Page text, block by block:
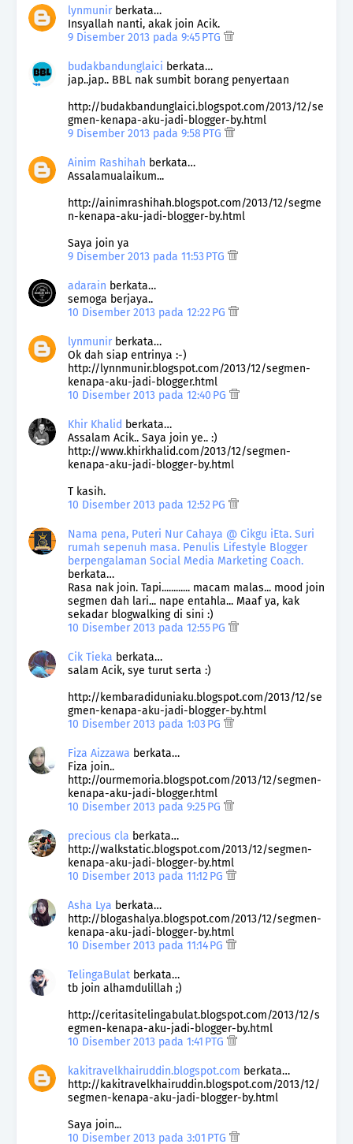
lynmunirberkata…
Insyallah nanti, akak join Acik.
9 Disember 2013 pada 9:45 PTG
budakbandunglaici berkata…
jap..jap.. BBL nak sumbit borang penyertaan
http://budakbandunglaici.blogspot.com/2013/12/se
gmen-kenapa-aku-jadi-blogger-by.html
9 Disember 2013 pada 9:58 PTG
Ainim Rashihah berkata…
Assalamualaikum...
http://ainimrashihah.blogspot.com/2013/12/segme
n-kenapa-aku-jadi-blogger-by.html
Saya join ya
9 Disember 2013 pada 11:53 PTG
adarain berkata…
semoga berjaya..
10 Disember 2013 pada 12:22 PG
lynmunirberkata…
Ok dah siap entrinya :-)
http://lynnmunir.blogspot.com/2013/12/segmen-
kenapa-aku-jadi-blogger.html
10 Disember 2013 pada 12:40 PG
Khir Khalid berkata…
Assalam Acik.. Saya join ye.. :)
http://www.khirkhalid.com/2013/12/segmen-
kenapa-aku-jadi-blogger-by.html
T kasih.
10 Disember 2013 pada 12:52 PG
Nama pena, Puteri Nur Cahaya @ Cikgu iEta. Suri
rumah sepenuh masa. Penulis Lifestyle Blogger
berpengalaman Social Media Marketing Coach.
berkata…
Rasa nak join. Tapi............ macam malas... mood join
segmen dah lari... nape entahla... Maaf ya, kak
sekadar blogwalking di sini :)
10 Disember 2013 pada 12:55 PG
Cik Tieka berkata…
salam Acik, sye turut serta :)
http://kembaradiduniaku.blogspot.com/2013/12/se
gmen-kenapa-aku-jadi-blogger-by.html
10 Disember 2013 pada 1:03 PG
Fiza Aizzawa berkata…
Fiza join..
http://ourmemoria.blogspot.com/2013/12/segmen-
kenapa-aku-jadi-blogger.html
10 Disember 2013 pada 9:25 PG
precious cla berkata…
http://walkstatic.blogspot.com/2013/12/segmen-
kenapa-aku-jadi-blogger-by.html
10 Disember 2013 pada 11:12 PG
Asha Lya berkata…
http://blogashalya.blogspot.com/2013/12/segmen-
kenapa-aku-jadi-blogger-by.html
10 Disember 2013 pada 11:14 PG
TelingaBulat berkata…
tb join alhamdulillah ;)
http://ceritasitelingabulat.blogspot.com/2013/12/s
egmen-kenapa-aku-jadi-blogger-by.html
10 Disember 2013 pada 1:41 PTG
kakitravelkhairuddin.blogspot.com berkata…
http://kakitravelkhairuddin.blogspot.com/2013/12/
segmen-kenapa-aku-jadi-blogger-by.html
Saya join...
10 Disember 2013 pada 3:01 PTG